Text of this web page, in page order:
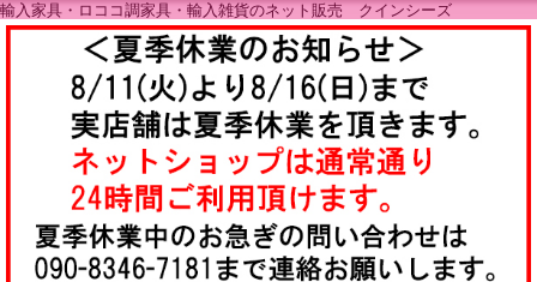
輸入家具・ロココ調家具・輸入雑貨のネット販売 クインシーズ